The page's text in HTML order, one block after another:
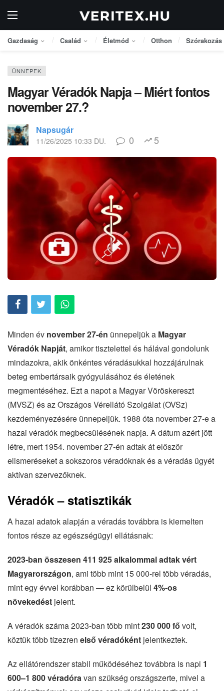
Gazdaság Család Életmód Otthon Szórakozás
ÜNNEPEK
Magyar Véradók Napja – Miért fontos
november 27.?
Napsugár
11/26/2025 10:33 DU. 0 5
Minden év november 27-én ünnepeljük a Magyar
Véradók Napját, amikor tisztelettel és hálával gondolunk
mindazokra, akik önkéntes véradásukkal hozzájárulnak
beteg embertársaik gyógyulásához és életének
megmentéséhez. Ezt a napot a Magyar Vöröskereszt
(MVSZ) és az Országos Vérellátó Szolgálat (OVSz)
kezdeményezésére ünnepeljük. 1988 óta november 27-e a
hazai véradók megbecsülésének napja. A dátum azért jött
létre, mert 1954. november 27-én adtak át először
elismeréseket a sokszoros véradóknak és a véradás ügyét
aktívan szervezőknek.
Véradók – statisztikák
A hazai adatok alapján a véradás továbbra is kiemelten
fontos része az egészségügyi ellátásnak:
2023-ban összesen 411 925 alkalommal adtak vért
Magyarországon, ami több mint 15 000-rel több véradás,
mint egy évvel korábban — ez körülbelül 4%-os
növekedést jelent.
A véradók száma 2023-ban több mint230 000 fő volt,
köztük több tízezren első véradóként jelentkeztek.
Az ellátórendszer stabil működéséhez továbbra is napi 1
600–1 800 véradóravan szükség országszerte, mivel a